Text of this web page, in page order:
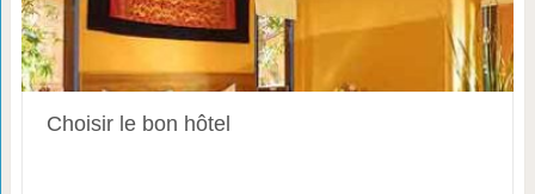
Choisir le bon hôtel